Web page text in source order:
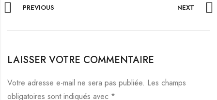
PREVIOUS NEXT
LAISSER VOTRE COMMENTAIRE
Votre adresse e-mail ne sera pas publiée. Les champs
obligatoires sont indiqués avec *